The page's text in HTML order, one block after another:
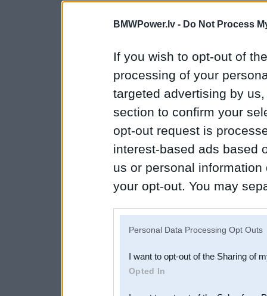
BMWPower.lv - Do Not Process
If you wish to opt-out of
processing of your
targeted advertising by
section to confirm your
opt-out request is
interest-based ads based
us or personal
your opt-out. You may
Downstream Participants
third parties.
Personal Data Processing Opt Outs
I want to opt-out of the Sharing of
Opted In